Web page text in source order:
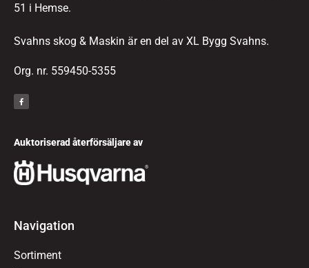
51 i Hemse.
Svahns skog & Maskin är en del av XL Bygg Svahns.
Org. nr. 559450-5355
Auktoriserad återförsäljare av
Navigation
Sortiment